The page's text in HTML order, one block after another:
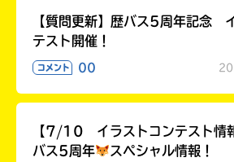
【質問更新】歴バス5周年記念
テスト開催！
コメント 00
【7/10 イラストコンテスト情
バス5周年
スペシャル情報！